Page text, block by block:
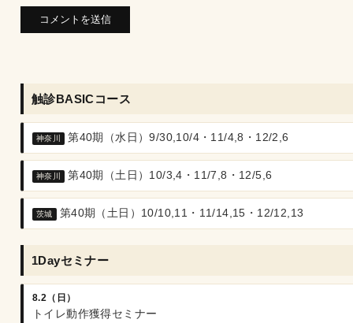
触診BASICコース
神奈川 第40期（水日）9/30,10/4・11/4,8・12/2,6
神奈川 第40期（土日）10/3,4・11/7,8・12/5,6
茨城 第40期（土日）10/10,11・11/14,15・12/12,13
1Dayセミナー
8.2（日）
トイレ動作獲得セミナー